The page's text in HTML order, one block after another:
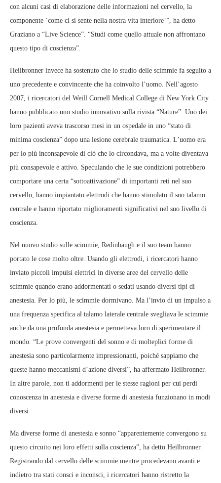
con alcuni casi di elaborazione delle informazioni nel cervello, la
componente ‘come ci si sente nella nostra vita interiore’”, ha detto
Graziano a “Live Science”. “Studi come quello attuale non affrontano
questo tipo di coscienza”.
Heilbronner invece ha sostenuto che lo studio delle scimmie fa seguito a
uno precedente e convincente che ha coinvolto l’uomo. Nell’agosto
2007, i ricercatori del Weill Cornell Medical College di New York City
hanno pubblicato uno studio innovativo sulla rivista “Nature”. Uno dei
loro pazienti aveva trascorso mesi in un ospedale in uno “stato di
minima coscienza” dopo una lesione cerebrale traumatica. L’uomo era
per lo più inconsapevole di ciò che lo circondava, ma a volte diventava
più consapevole e attivo. Speculando che le sue condizioni potrebbero
comportare una certa “sottoattivazione” di importanti reti nel suo
cervello, hanno impiantato elettrodi che hanno stimolato il suo talamo
centrale e hanno riportato miglioramenti significativi nel suo livello di
coscienza.
Nel nuovo studio sulle scimmie, Redinbaugh e il suo team hanno
portato le cose molto oltre. Usando gli elettrodi, i ricercatori hanno
inviato piccoli impulsi elettrici in diverse aree del cervello delle
scimmie quando erano addormentati o sedati usando diversi tipi di
anestesia. Per lo più, le scimmie dormivano. Ma l’invio di un impulso a
una frequenza specifica al talamo laterale centrale svegliava le scimmie
anche da una profonda anestesia e permetteva loro di sperimentare il
mondo. “Le prove convergenti del sonno e di molteplici forme di
anestesia sono particolarmente impressionanti, poiché sappiamo che
queste hanno meccanismi d’azione diversi”, ha affermato Heilbronner.
In altre parole, non ti addormenti per le stesse ragioni per cui perdi
conoscenza in anestesia e diverse forme di anestesia funzionano in modi
diversi.
Ma diverse forme di anestesia e sonno “apparentemente convergono su
questo circuito nei loro effetti sulla coscienza”, ha detto Heilbronner.
Registrando dal cervello delle scimmie mentre procedevano avanti e
indietro tra stati consci e inconsci, i ricercatori hanno ristretto la